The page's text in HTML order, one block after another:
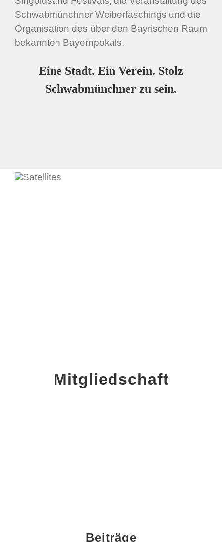
Schwabmünchner Weiberfaschings und die
Organisation des über den Bayrischen Raum
bekannten Bayernpokals.
Eine Stadt. Ein Verein. Stolz
Schwabmünchner zu sein.
Mitgliedschaft
Beiträge